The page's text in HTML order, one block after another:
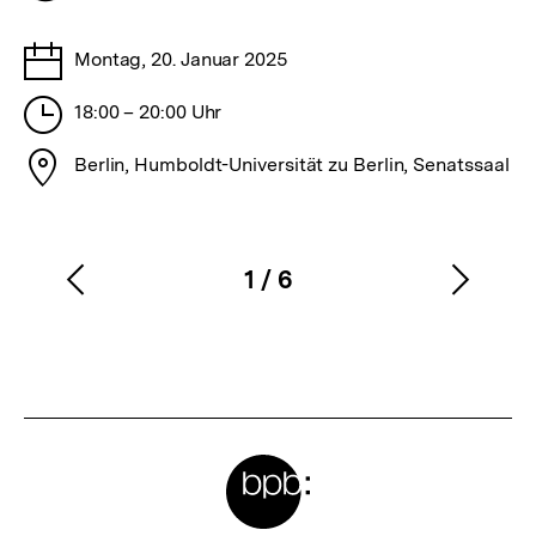
Tage
Montag, 20. Januar 2025
Stunden
18:00 – 20:00 Uhr
Stadt
Berlin, Humboldt-Universität zu Berlin, Senatssaal
Karussellinhalt
1
von
/ 6
Vorherigen